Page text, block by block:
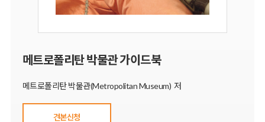
메트로폴리탄 박물관 가이드북
메트로폴리탄 박물관(Metropolitan Museum) 저
견본신청